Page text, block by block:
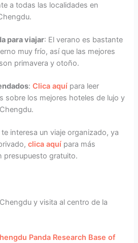
a todas las localidades en
para viajar: El verano es bastante
muy frío, así que las mejores
primavera y otoño.
:Clica aquí para leer
sobre los mejores hoteles de lujo y
te interesa un viaje organizado, ya
clica aquí para más
presupuesto gratuito.
y visita al centro de la
Panda Research Base of